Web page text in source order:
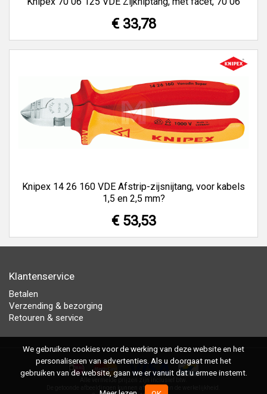
€ 33,78
Knipex 14 26 160 VDE Afstrip-zijsnijtang, voor kabels
1,5 en 2,5 mm?
€ 53,53
Klantenservice
Betalen
Verzending & bezorging
Retouren & service
De getoonde afbeeldingen kunnen afwijken van de werkelijkheid.
We gebruiken cookies voor de werking van deze website en het
personaliseren van advertenties. Als u doorgaat met het
gebruiken van de website, gaan we er vanuit dat u ermee instemt.